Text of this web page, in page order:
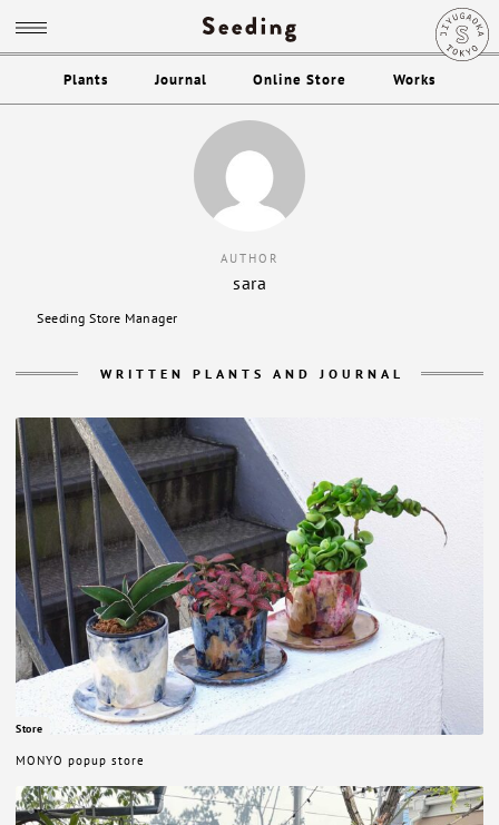
Plants Journal Online Store Works
AUTHOR
sara
Seeding Store Manager
WRITTEN PLANTS AND JOURNAL
Store
MONYO popup store